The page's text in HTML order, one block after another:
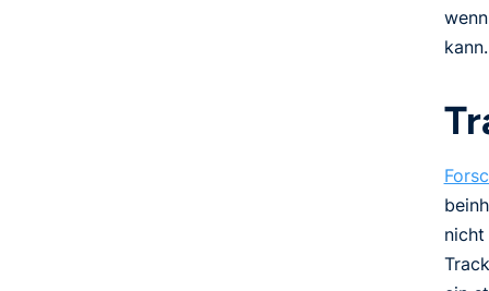
kann.
nicht